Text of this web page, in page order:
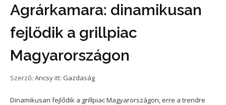
Agrárkamara: dinamikusan
fejlődik a grillpiac
Magyarországon
Szerző: Ancsy itt: Gazdaság
Dinamikusan fejlődik a grillpiac Magyarországon, erre a trendre